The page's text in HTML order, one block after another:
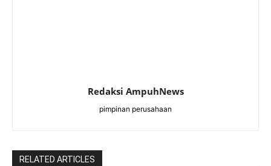
Redaksi AmpuhNews
pimpinan perusahaan
RELATED ARTICLES